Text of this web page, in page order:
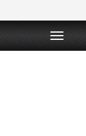
T
o
g